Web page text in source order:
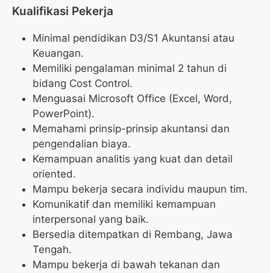
Kualifikasi Pekerja
Minimal pendidikan D3/S1 Akuntansi atau
Keuangan.
Memiliki pengalaman minimal 2 tahun di
bidang Cost Control.
Menguasai Microsoft Office (Excel, Word,
PowerPoint).
Memahami prinsip-prinsip akuntansi dan
pengendalian biaya.
Kemampuan analitis yang kuat dan detail
oriented.
Mampu bekerja secara individu maupun tim.
Komunikatif dan memiliki kemampuan
interpersonal yang baik.
Bersedia ditempatkan di Rembang, Jawa
Tengah.
Mampu bekerja di bawah tekanan dan